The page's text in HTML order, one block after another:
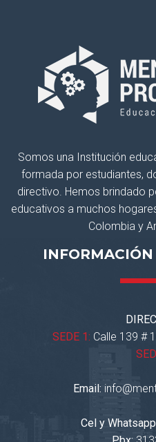
Somos una Institución
formada por estudiantes,
directivo. Hemos brindado
educativos a muchos
Colombia y
SEDE 1: Calle 139 #
Email:
Cel y